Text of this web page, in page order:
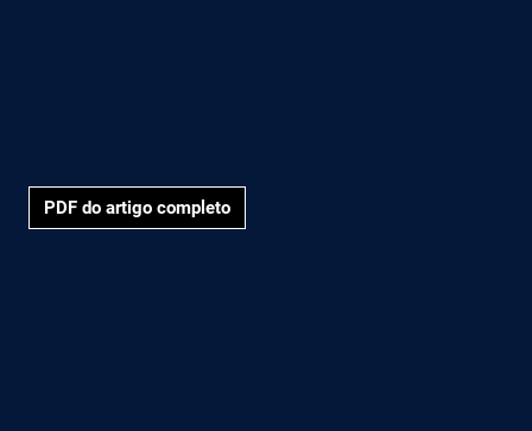
PDF do artigo completo